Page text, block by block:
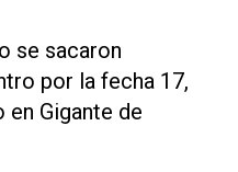
se sacaron
por la fecha 17,
Gigante de